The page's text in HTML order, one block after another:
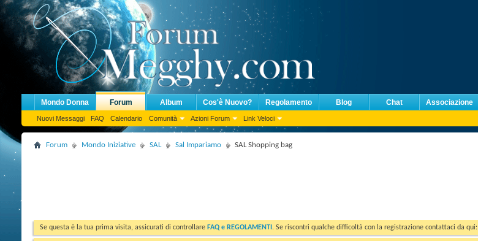
Mondo Donna Forum
Nuovi Messaggi FAQ Calendario Comunità Azioni Forum Link Veloci
Album Cos'è Nuovo? Regolamento Blog Chat Associazione
Forum Mondo Iniziative SAL Sal Impariamo SAL Shopping bag
Se questa è la tua prima visita, assicurati di controllare FAQ e REGOLAMENTI . Se riscontri qualche difficoltà con la registrazione contattaci da qui: